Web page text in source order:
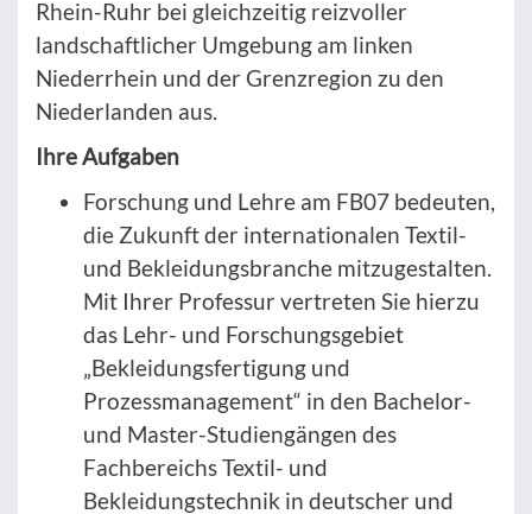
Rhein-Ruhr bei gleichzeitig reizvoller
landschaftlicher Umgebung am linken
Niederrhein und der Grenzregion zu den
Niederlanden aus.
Ihre Aufgaben
Forschung und Lehre am FB07 bedeuten,
die Zukunft der internationalen Textil-
und Bekleidungsbranche mitzugestalten.
Mit Ihrer Professur vertreten Sie hierzu
das Lehr- und Forschungsgebiet
„Bekleidungsfertigung und
Prozessmanagement“ in den Bachelor-
und Master-Studiengängen des
Fachbereichs Textil- und
Bekleidungstechnik in deutscher und